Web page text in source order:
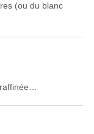
(ou du blanc